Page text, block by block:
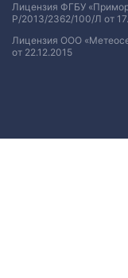
Лицензия ФГБУ
Р/2013/2362/100/Л от
Лицензия ООО
от 22.12.2015